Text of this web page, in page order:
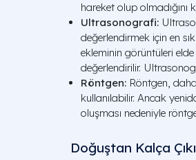
hareket olup olmadığını
Ultrasonografi:
değerlendirmek için en
ekleminin görüntüleri
değerlendirilir.
Röntgen: Röntgen,
kullanılabilir. Ancak
oluşması nedeniyle
Doğuştan Kalça